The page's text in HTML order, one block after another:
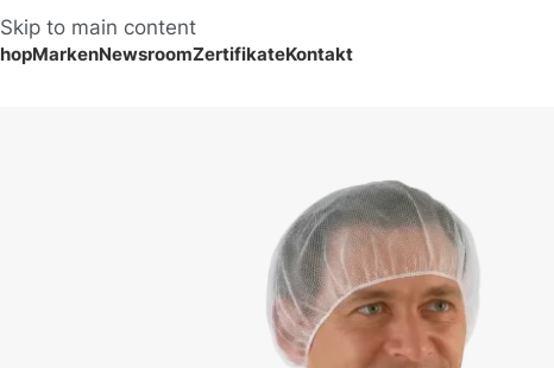
Skip to main content
MarkenNewsroomZertifikateKontakt